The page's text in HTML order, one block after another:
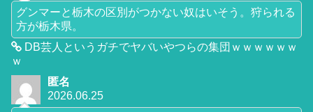
グンマーと栃木の区別がつかない奴はいそう。狩られる
方が栃木県。
DB芸人というガチでヤバいやつらの集団ｗｗｗｗｗｗ
ｗ
匿名
2026.06.25